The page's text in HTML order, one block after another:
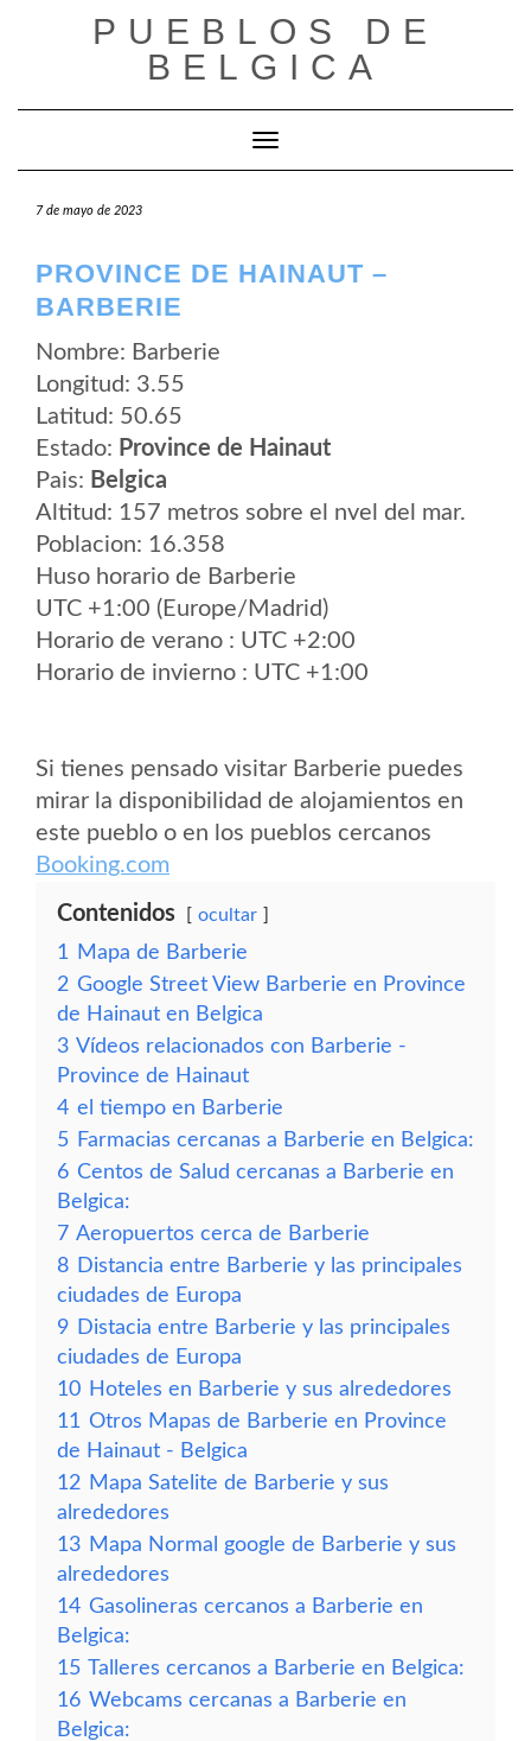
PUEBLOS DE
BELGICA
Cambiar modo de navegación
7 de mayo de 2023
PROVINCE DE HAINAUT –
BARBERIE
Nombre: Barberie
Longitud: 3.55
Latitud: 50.65
Estado: Province de Hainaut
Pais: Belgica
Altitud: 157 metros sobre el nvel del mar.
Poblacion: 16.358
Huso horario de Barberie
UTC +1:00 (Europe/Madrid)
Horario de verano : UTC +2:00
Horario de invierno : UTC +1:00
Si tienes pensado visitar Barberie puedes
mirar la disponibilidad de alojamientos en
este pueblo o en los pueblos cercanos
Booking.com
Contenidos ocultar
1
Mapa de Barberie
2 Google Street View Barberie en Province
de Hainaut en Belgica
3 Vídeos relacionados con Barberie -
Province de Hainaut
4 el tiempo en Barberie
5 Farmacias cercanas a Barberie en Belgica:
6 Centos de Salud cercanas a Barberie en
Belgica:
7 Aeropuertos cerca de Barberie
8 Distancia entre Barberie y las principales
ciudades de Europa
9 Distacia entre Barberie y las principales
ciudades de Europa
10 Hoteles en Barberie y sus alrededores
11 Otros Mapas de Barberie en Province
de Hainaut - Belgica
12 Mapa Satelite de Barberie y sus
alrededores
13 Mapa Normal google de Barberie y sus
alrededores
14 Gasolineras cercanos a Barberie en
Belgica:
15 Talleres cercanos a Barberie en Belgica:
16 Webcams cercanas a Barberie en
Belgica: